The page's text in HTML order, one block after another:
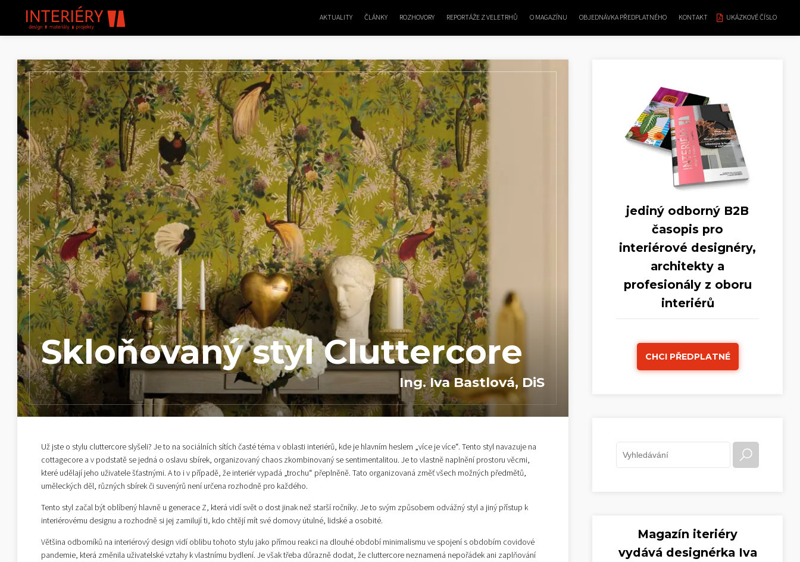
AKTUALITY ČLÁNKY ROZHOVORY REPORTÁŽE Z VELETRHŮ O MAGAZÍNU OBJEDNÁVKA PŘEDPLATNÉHO KONTAKT UKÁZKOVÉ ČÍSLO
Skloňovaný styl Cluttercore
Ing. Iva Bastlová, DiS
Už jste o stylu cluttercore slyšeli? Je to na sociálních sítích časté téma v oblasti interiérů, kde je hlavním heslem „více je více“. Tento styl navazuje na
cottagecore a v podstatě se jedná o oslavu sbírek, organizovaný chaos zkombinovaný se sentimentalitou. Je to vlastně naplnění prostoru věcmi,
které udělají jeho uživatele šťastnými. A to i v případě, že interiér vypadá „trochu“ přeplněně. Tato organizovaná změť všech možných předmětů,
uměleckých děl, různých sbírek či suvenýrů není určena rozhodně pro každého.
Tento styl začal být oblíbený hlavně u generace Z, která vidí svět o dost jinak než starší ročníky. Je to svým způsobem odvážný styl a jiný přístup k
interiérovému designu a rozhodně si jej zamilují ti, kdo chtějí mít své domovy útulné, lidské a osobité.
Většina odborníků na interiérový design vidí oblibu tohoto stylu jako přímou reakci na dlouhé období minimalismu ve spojení s obdobím covidové
pandemie, která změnila uživatelské vztahy k vlastnímu bydlení. Je však třeba důrazně dodat, že cluttercore neznamená nepořádek ani zaplňování
jediný odborný B2B
časopis pro
interiérové designéry,
architekty a
profesionály z oboru
interiérů
CHCI PŘEDPLATNÉ
Magazín iteriéry
vydává designérka Iva